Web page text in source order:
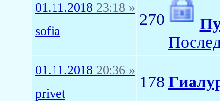
01.11.2018 23:18 »
sofia
270
01.11.2018 20:36 »
privet
178